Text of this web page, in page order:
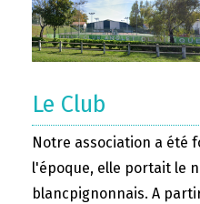
Le Club
Notre association a été
l'époque, elle portait le
blancpignonnais. A